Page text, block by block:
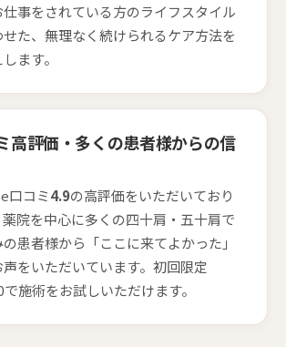
仕事をされている方のライフスタイル
せた、無理なく続けられるケア方法を
ます。
高評価・多くの患者様からの信
口コミ4.9の高評価をいただいており
薬院を中心に多くの四十肩・五十肩で
患者様から「ここに来てよかった」
声をいただいています。初回限定
施術をお試しいただけます。